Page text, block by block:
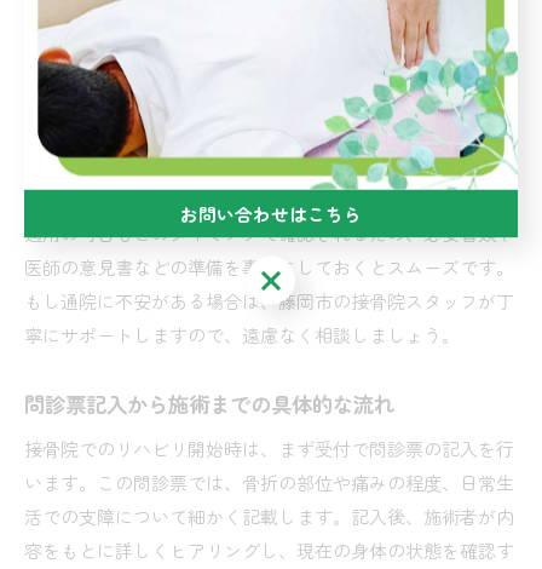
生活で困っていることなどを詳しく伝えることで、最適なリ
ハビリ計画が立てやすくなります。群馬県藤岡市や沼田市の
接骨院では、患者様の不安や疑問に寄り添いながら、初回の
カウンセリングを丁寧に行うことが特徴です。
骨折の場合、医療機関での診断結果やレントゲン画像をお持
ちいただくと、より具体的な施術方針が立てられます。保険
適用の可否もこのタイミングで確認されるため、必要書類や
医師の意見書などの準備を事前にしておくとスムーズです。
もし通院に不安がある場合は、藤岡市の接骨院スタッフが丁
寧にサポートしますので、遠慮なく相談しましょう。
問診票記入から施術までの具体的な流れ
接骨院でのリハビリ開始時は、まず受付で問診票の記入を行
います。この問診票では、骨折の部位や痛みの程度、日常生
活での支障について細かく記載します。記入後、施術者が内
容をもとに詳しくヒアリングし、現在の身体の状態を確認す
お問い合わせはこちら
お問い合わせはこちら